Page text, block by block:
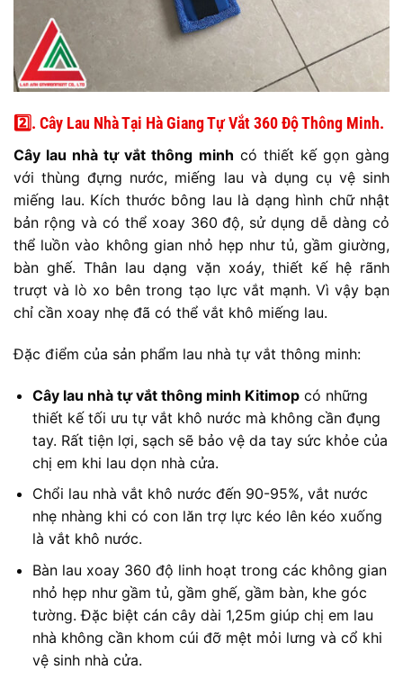
2️⃣. Cây Lau Nhà Tại Hà Giang Tự Vắt 360 Độ Thông Minh.
Cây lau nhà tự vắt thông minh có thiết kế gọn gàng
với thùng đựng nước, miếng lau và dụng cụ vệ sinh
miếng lau. Kích thước bông lau là dạng hình chữ nhật
bản rộng và có thể xoay 360 độ, sử dụng dễ dàng cỏ
thể luồn vào không gian nhỏ hẹp như tủ, gầm giường,
bàn ghế. Thân lau dạng vặn xoáy, thiết kế hệ rãnh
trượt và lò xo bên trong tạo lực vắt mạnh. Vì vậy bạn
chỉ cần xoay nhẹ đã có thể vắt khô miếng lau.
Đặc điểm của sản phẩm lau nhà tự vắt thông minh:
Cây lau nhà tự vắt thông minh Kitimopcó những
thiết kế tối ưu tự vắt khô nước mà không cần đụng
tay. Rất tiện lợi, sạch sẽ bảo vệ da tay sức khỏe của
chị em khi lau dọn nhà cửa.
Chổi lau nhà vắt khô nước đến 90-95%, vắt nước
nhẹ nhàng khi có con lăn trợ lực kéo lên kéo xuống
là vắt khô nước.
Bàn lau xoay 360 độ linh hoạt trong các không gian
nhỏ hẹp như gầm tủ, gầm ghế, gầm bàn, khe góc
tường. Đặc biệt cán cây dài 1,25m giúp chị em lau
nhà không cần khom cúi đỡ mệt mỏi lưng và cổ khi
vệ sinh nhà cửa.